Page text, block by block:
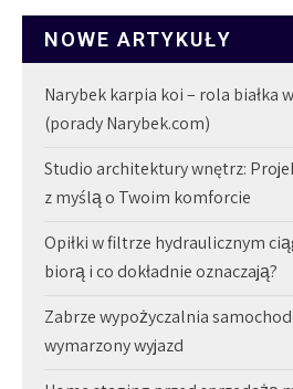
NOWE ARTYKUŁY
Narybek karpia koi – rola białka
(porady Narybek.com)
Studio architektury wnętrz:
z myślą o Twoim komforcie
Opiłki w filtrze hydraulicznym
biorą i co dokładnie oznaczają?
Zabrze wypożyczalnia
wymarzony wyjazd